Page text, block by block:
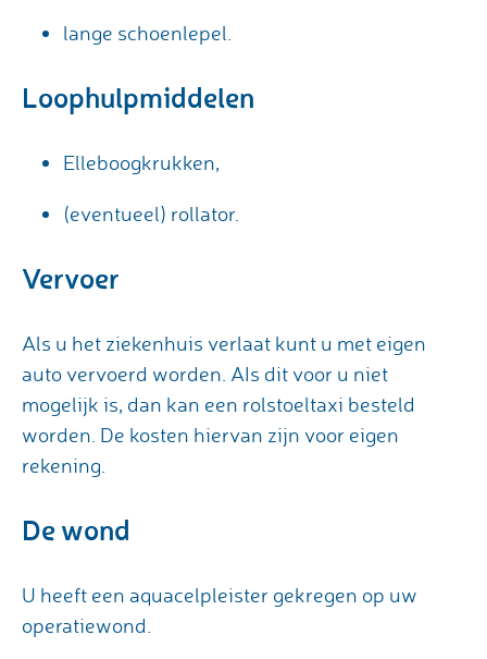
lange schoenlepel.
Loophulpmiddelen
Elleboogkrukken,
(eventueel) rollator.
Vervoer
Als u het ziekenhuis verlaat kunt u met eigen
auto vervoerd worden. AIs dit voor u niet
mogelijk is, dan kan een rolstoeltaxi besteld
worden. De kosten hiervan zijn voor eigen
rekening.
De wond
U heeft een aquacelpleister gekregen op uw
operatiewond.